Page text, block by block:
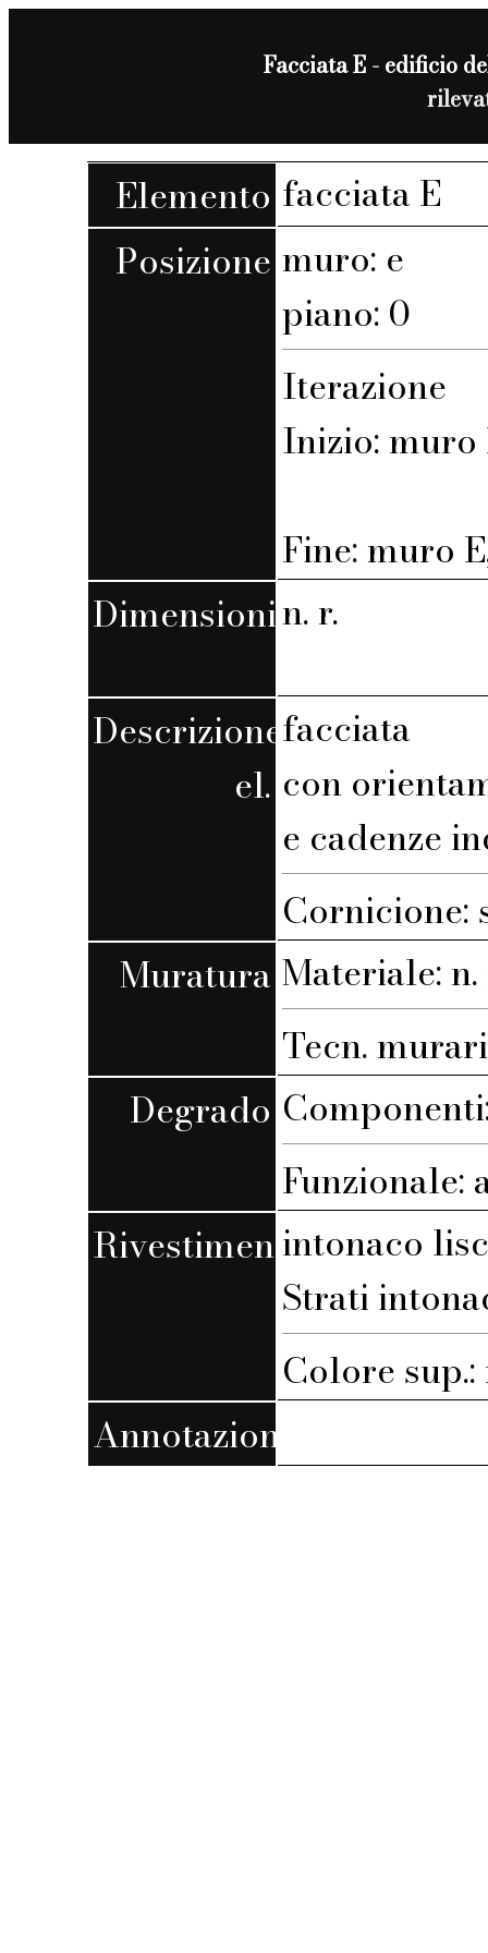
Facciata E - edificio
Elemento facciata E
Posizione muro: e
piano: 0
Iterazione
Inizio: muro
Fine: muro
Dimensionin. r.
Descrizione
el.
facciata
con
e cadenze
Cornicione:
Muratura Materiale: n.
Tecn.
Degrado
Funzionale:
Rivestimentointonaco
Strati
Colore
Annotazioni